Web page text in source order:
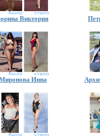
Виктория
Инна